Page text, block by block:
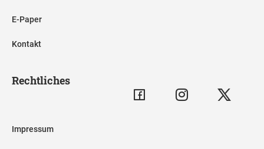
E-Paper
Kontakt
Rechtliches
Impressum